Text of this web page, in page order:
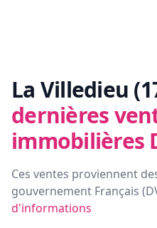
La Villedieu
dernières
immobilières
Ces ventes proviennent
gouvernement Français (
d'informations